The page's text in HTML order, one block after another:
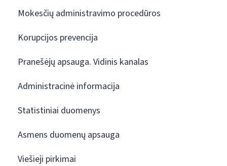
Mokesčių administravimo procedūros
Korupcijos prevencija
Pranešėjų apsauga. Vidinis kanalas
Administracinė informacija
Statistiniai duomenys
Asmens duomenų apsauga
Viešieji pirkimai